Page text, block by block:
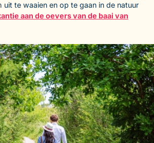
uit te waaien en op te gaan in de natuur
aan de oevers van de baai van